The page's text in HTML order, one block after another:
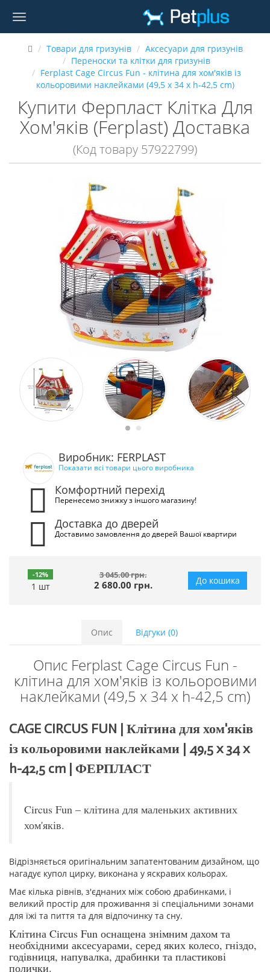
Товари для гризунів
Аксесуари для гризунів
Переноски та клітки для гризунів
Ferplast Cage Circus Fun - клітина для хом'яків із
кольоровими наклейками (49,5 x 34 x h-42,5 cm)
Купити Ферпласт Клітка Для
Хом'яків (Ferplast) Доставка
(Код товару 57922799)
Виробник: FERPLAST
Показати всі товари цього виробника
Комфортний перехід
Перенесемо знижку з іншого магазину!
Доставка до дверей
Доставимо замовлення до дверей Вашої квартири
-12%
1 шт
3 045.00 грн.
2 680.00 грн. До кошика
Опис Відгуки (0)
Опис Ferplast Cage Circus Fun -
клітина для хом'яків із кольоровими
наклейками (49,5 x 34 x h-42,5 cm)
CAGE CIRCUS FUN | Клітина для хом'яків
із кольоровими наклейками | 49,5 x 34 x
h-42,5 cm | ФЕРПЛАСТ
Circus Fun – клітина для маленьких активних
хом'яків.
Відрізняється оригінальним запатентованим дизайном, що
нагадує купол цирку, виконана у яскравих кольорах.
Має кілька рівнів, з'єднаних між собою драбинками, і
великий простір для проживання зі спеціальними зонами
для їжі та пиття та для відпочинку та сну.
Клітина Circus Fun оснащена знімним дахом та
необхідними аксесуарами, серед яких колесо, гніздо,
годівниця, напувалка, драбинки та пластикові
полички.